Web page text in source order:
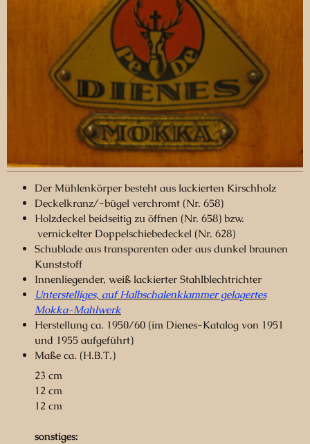
Der Mühlenkörper besteht aus lackierten Kirschholz
Deckelkranz/-bügel verchromt (Nr. 658)
Holzdeckel beidseitig zu öffnen (Nr. 658) bzw.
vernickelter Doppelschiebedeckel (Nr. 628)
Schublade aus transparenten oder aus dunkel braunen
Kunststoff
Innenliegender, weiß lackierter Stahlblechtrichter
Unterstelliges, auf Halbschalenklammer gelagertes
Mokka-Mahlwerk
Herstellung ca. 1950/60 (im Dienes-Katalog von 1951
und 1955 aufgeführt)
Maße ca. (H.B.T.)
23 cm
12 cm
12 cm
sonstiges: